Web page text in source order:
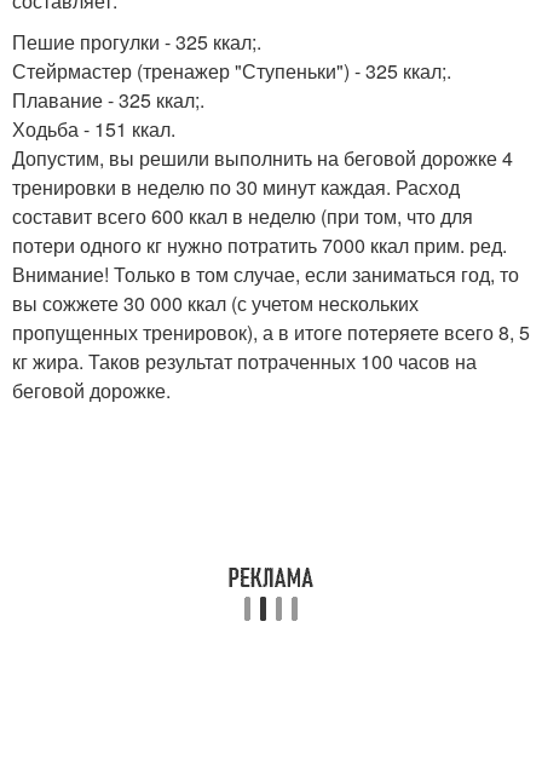
Пешие прогулки - 325 ккал;.
Стейрмастер (тренажер "Ступеньки") - 325 ккал;.
Плавание - 325 ккал;.
Ходьба - 151 ккал.
Допустим, вы решили выполнить на беговой дорожке 4
тренировки в неделю по 30 минут каждая. Расход
составит всего 600 ккал в неделю (при том, что для
потери одного кг нужно потратить 7000 ккал прим. ред.
Внимание! Только в том случае, если заниматься год, то
вы сожжете 30 000 ккал (с учетом нескольких
пропущенных тренировок), а в итоге потеряете всего 8, 5
кг жира. Таков результат потраченных 100 часов на
беговой дорожке.